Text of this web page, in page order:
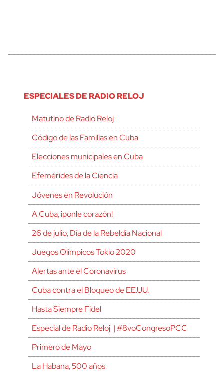
ESPECIALES DE RADIO RELOJ
Matutino de Radio Reloj
Código de las Familias en Cuba
Elecciones municipales en Cuba
Efemérides de la Ciencia
Jóvenes en Revolución
A Cuba, ¡ponle corazón!
26 de julio, Día de la Rebeldía Nacional
Juegos Olímpicos Tokio 2020
Alertas ante el Coronavirus
Cuba contra el Bloqueo de EE.UU.
Hasta Siempre Fidel
Especial de Radio Reloj | #8voCongresoPCC
Primero de Mayo
La Habana, 500 años